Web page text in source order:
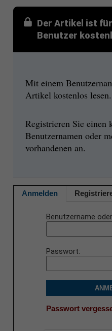
Der Artikel ist
Benutzer
Mit einem
Artikel kostenlos lesen.
Registrieren Sie einen
Benutzernamen oder
vorhandenen an.
Anmelden
Benutzername
Passwort
Passwort